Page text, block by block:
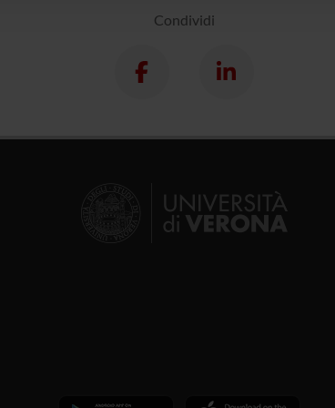
Condividi